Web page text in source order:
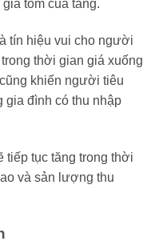
tôm cua tăng.
tín hiệu vui cho người
thời gian giá xuống
khiến người tiêu
gia đình có thu nhập
tiếp tục tăng trong thời
và sản lượng thu